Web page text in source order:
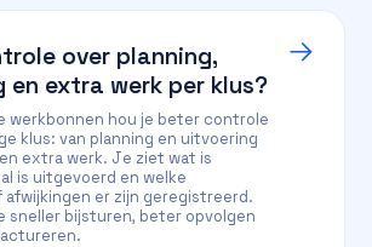
over planning,
en extra werk per klus?
werkbonnen hou je beter controle
klus: van planning en uitvoering
extra werk. Je ziet wat is
is uitgevoerd en welke
afwijkingen er zijn geregistreerd.
sneller bijsturen, beter opvolgen